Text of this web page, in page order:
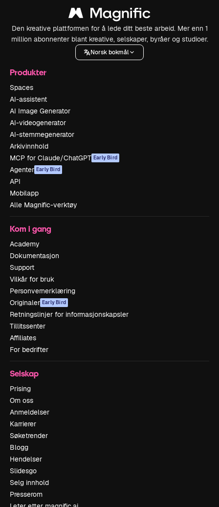
Den kreative plattformen for å lede ditt beste arbeid. Mer enn 1
million abonnenter blant kreative, selskaper, byråer og studioer.
Norsk bokmål
Produkter
Spaces
AI-assistent
AI Image Generator
AI-videogenerator
AI-stemmegenerator
Arkivinnhold
MCP for Claude/ChatGPT Early Bird
Agenter Early Bird
API
Mobilapp
Alle Magnific-verktøy
Kom i gang
Academy
Dokumentasjon
Support
Vilkår for bruk
Personvernerklæring
Originaler Early Bird
Retningslinjer for informasjonskapsler
Tillitssenter
Affiliates
For bedrifter
Selskap
Prising
Om oss
Anmeldelser
Karrierer
Søketrender
Blogg
Hendelser
Slidesgo
Selg innhold
Presserom